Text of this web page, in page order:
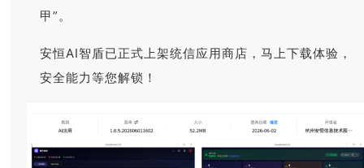
甲”。
安恒AI智盾已正式上架统信应用商店，马上下载体验，
安全能力等您解锁！